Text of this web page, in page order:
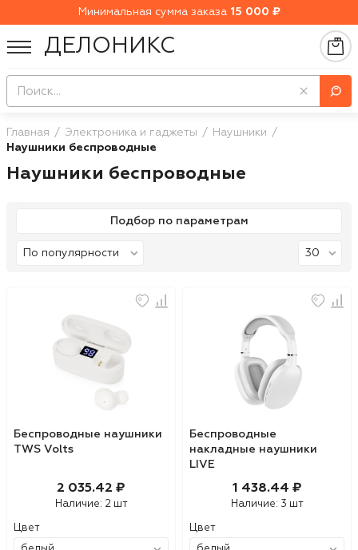
Минимальная сумма заказа 15 000 ₽
ДЕЛОНИКС
Главная Электроника и гаджеты
Наушники
Наушники беспроводные
Наушники беспроводные
Подбор по параметрам
Беспроводные наушники
TWS Volts
2 035.42 ₽
Наличие: 2 шт
Цвет
Беспроводные
накладные наушники
LIVE
1 438.44 ₽
Наличие: 3 шт
Цвет